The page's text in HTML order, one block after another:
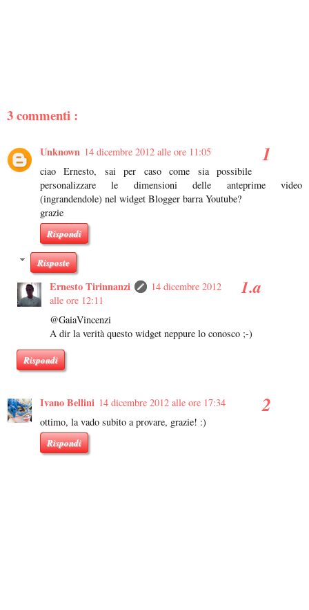
3 commenti :
Unknown 14 dicembre 2012 alle ore 11:05
ciao Ernesto, sai per caso come sia possibile
personalizzare le dimensioni delle anteprime video
(ingrandendole) nel widget Blogger barra Youtube?
grazie
Rispondi
Risposte
Ernesto Tirinnanzi
14 dicembre 2012
alle ore 12:11
@GaiaVincenzi
A dir la verità questo widget neppure lo conosco ;-)
Rispondi
Ivano Bellini 14 dicembre 2012 alle ore 17:34
ottimo, la vado subito a provare, grazie! :)
Rispondi